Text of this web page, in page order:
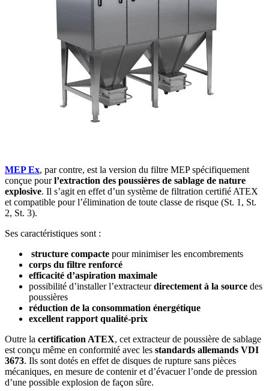
MEP Ex, par contre, est la version du filtre MEP spécifiquement
conçue pourl’extraction des poussières de sablage de nature
explosive. Il s’agit en effet d’un système de filtration certifié ATEX
et compatible pour l’élimination de toute classe de risque (St. 1, St.
2, St. 3).
Ses caractéristiques sont :
structure compacte pour minimiser les encombrements
corps du filtre renforcé
efficacité d’aspiration maximale
possibilité d’installer l’extracteurdirectement à la source des
poussières
réduction de la consommation énergétique
excellent rapport qualité-prix
Outre la certification ATEX, cet extracteur de poussière de sablage
est conçu même en conformité avec les standards allemands VDI
3673. Ils sont dotés en effet de disques de rupture sans pièces
mécaniques, en mesure de contenir et d’évacuer l’onde de pression
d’une possible explosion de façon sûre.